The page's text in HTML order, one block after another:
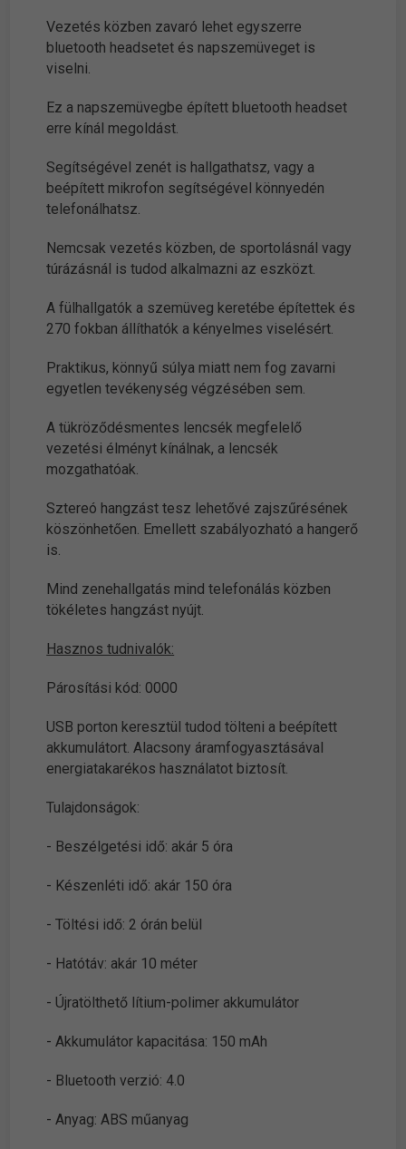
Vezetés közben zavaró lehet egyszerre
bluetooth headsetet és napszemüveget is
viselni.
Ez a napszemüvegbe épített bluetooth headset
erre kínál megoldást.
Segítségével zenét is hallgathatsz, vagy a
beépített mikrofon segítségével könnyedén
telefonálhatsz.
Nemcsak vezetés közben, de sportolásnál vagy
túrázásnál is tudod alkalmazni az eszközt.
A fülhallgatók a szemüveg keretébe építettek és
270 fokban állíthatók a kényelmes viselésért.
Praktikus, könnyű súlya miatt nem fog zavarni
egyetlen tevékenység végzésében sem.
A tükröződésmentes lencsék megfelelő
vezetési élményt kínálnak, a lencsék
mozgathatóak.
Sztereó hangzást tesz lehetővé zajszűrésének
köszönhetően. Emellett szabályozható a hangerő
is.
Mind zenehallgatás mind telefonálás közben
tökéletes hangzást nyújt.
Hasznos tudnivalók:
Párosítási kód: 0000
USB porton keresztül tudod tölteni a beépített
akkumulátort. Alacsony áramfogyasztásával
energiatakarékos használatot biztosít.
Tulajdonságok:
- Beszélgetési idő: akár 5 óra
- Készenléti idő: akár 150 óra
- Töltési idő: 2 órán belül
- Hatótáv: akár 10 méter
- Újratölthető lítium-polimer akkumulátor
- Akkumulátor kapacitása: 150 mAh
- Bluetooth verzió: 4.0
- Anyag: ABS műanyag